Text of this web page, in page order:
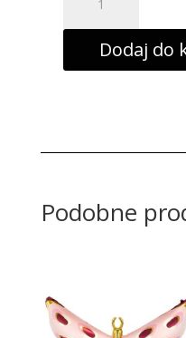
foliowy
głowa
54x57cmDodaj do
Podobne